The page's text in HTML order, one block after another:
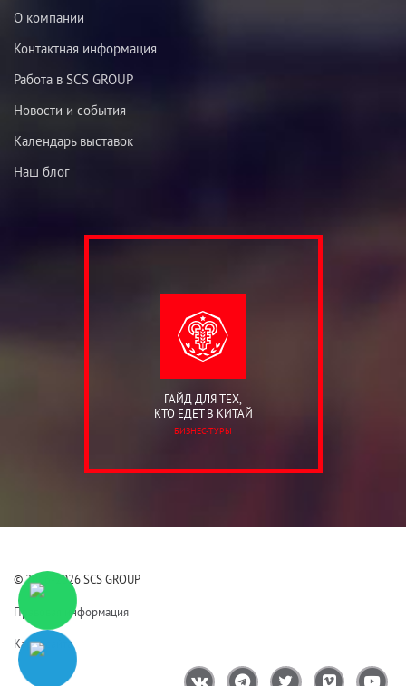
О компании
Контактная информация
Работа в SCS GROUP
Новости и события
Календарь выставок
Наш блог
ГАЙД ДЛЯ ТЕХ,
КТО ЕДЕТ В КИТАЙ
БИЗНЕС-ТУРЫ
© 2006-2026 SCS GROUP
Правовая информация
Карта сайта